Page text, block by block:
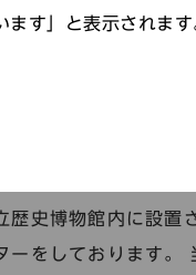
ーディネーター
歴史博物館内に設置
ーをしております。
す」と表示されます